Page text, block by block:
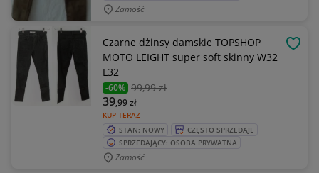
Zamość
Czarne dżinsy damskie TOPSHOP
MOTO LEIGHT super soft skinny W32
L32
-60% 99,99 zł
KUP TERAZ
39,99zł
STAN: NOWY
CZĘSTO SPRZEDAJE
SPRZEDAJĄCY: OSOBA PRYWATNA
Zamość